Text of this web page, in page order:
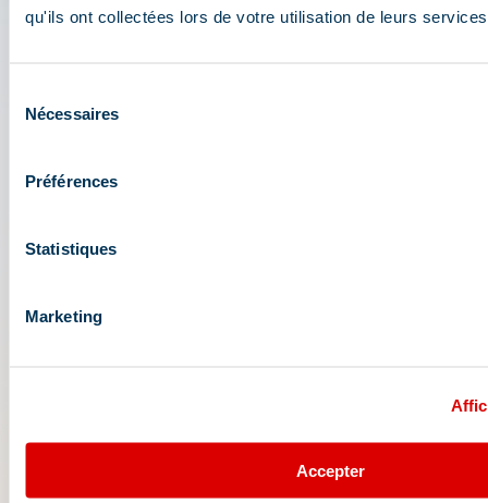
qu'ils ont collectées lors de votre utilisation de leurs
Nécessaires
Préférences
Statistiques
Marketing
Accepter
navettes, parking....
prévisions météo, webcams, forfaits....